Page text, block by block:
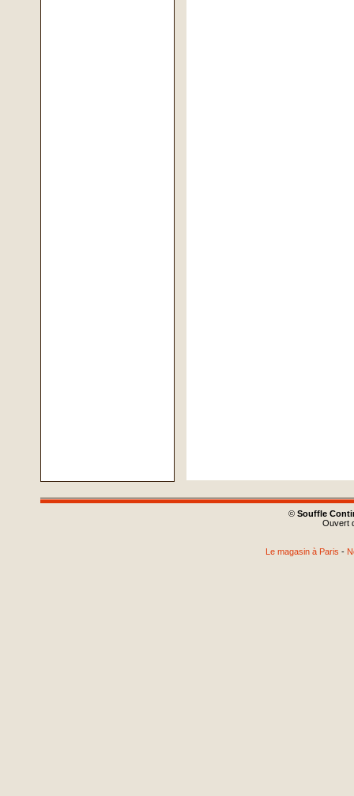
© Souffle
Ouvert
Le magasin à Paris -